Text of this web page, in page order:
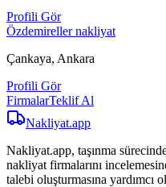
Profili Gör
Özdemireller nakliyat
Çankaya, Ankara
Profili Gör
FirmalarTeklif Al
Nakliyat.app
Nakliyat.app, taşınma
nakliyat firmalarını
talebi oluşturmasına yardımcı